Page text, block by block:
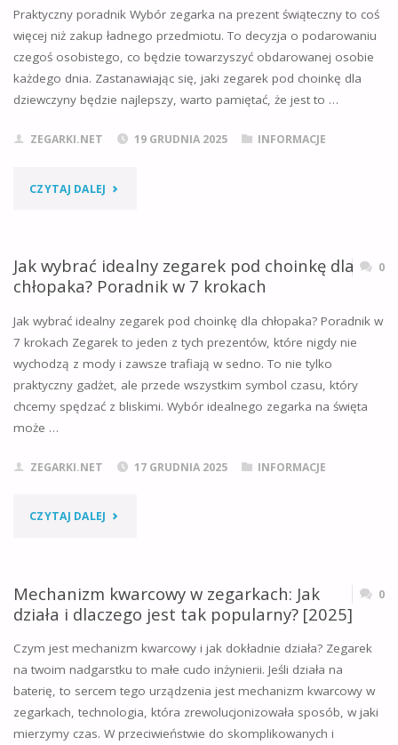
PRZEGLĄD
PORADNIK
WYBORU
Praktyczny poradnik Wybór zegarka na prezent świąteczny to coś
więcej niż zakup ładnego przedmiotu. To decyzja o podarowaniu
czegoś osobistego, co będzie towarzyszyć obdarowanej osobie
każdego dnia. Zastanawiając się, jaki zegarek pod choinkę dla
dziewczyny będzie najlepszy, warto pamiętać, że jest to …
ZEGARKI.NET 19 GRUDNIA 2025 INFORMACJE
CZYTAJ DALEJ "JAK
IDEALNY
ZEGAREK
POD
CHOINKĘ
DLA
PRAKTYCZNY
Jak wybrać idealny zegarek pod choinkę dla
chłopaka? Poradnik w 7 krokach
0
Jak wybrać idealny zegarek pod choinkę dla chłopaka? Poradnik w
7 krokach Zegarek to jeden z tych prezentów, które nigdy nie
wychodzą z mody i zawsze trafiają w sedno. To nie tylko
praktyczny gadżet, ale przede wszystkim symbol czasu, który
chcemy spędzać z bliskimi. Wybór idealnego zegarka na święta
może …
ZEGARKI.NET 17 GRUDNIA 2025 INFORMACJE
CZYTAJ DALEJ "JAK
IDEALNY
ZEGAREK
POD
CHOINKĘ
DLA
Mechanizm kwarcowy w zegarkach: Jak
działa i dlaczego jest tak popularny? [2025]
0
Czym jest mechanizm kwarcowy i jak dokładnie działa? Zegarek
na twoim nadgarstku to małe cudo inżynierii. Jeśli działa na
baterię, to sercem tego urządzenia jest mechanizm kwarcowy w
zegarkach, technologia, która zrewolucjonizowała sposób, w jaki
mierzymy czas. W przeciwieństwie do skomplikowanych i